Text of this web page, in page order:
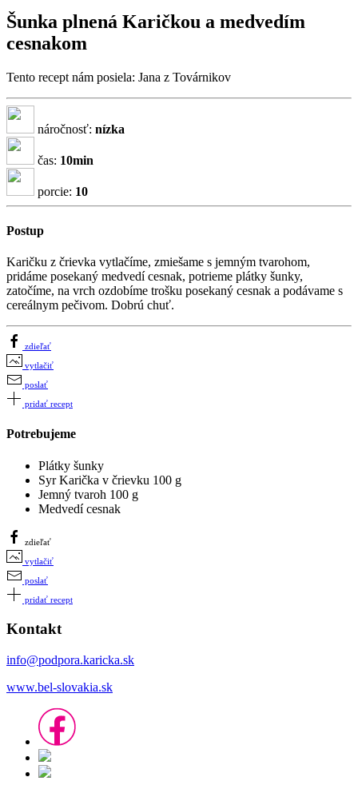
Šunka plnená Karičkou a medvedím
cesnakom
Tento recept nám posiela: Jana z Továrnikov
náročnosť: nízka
čas: 10min
porcie: 10
Postup
Karičku z črievka vytlačíme, zmiešame s jemným tvarohom,
pridáme posekaný medvedí cesnak, potrieme plátky šunky,
zatočíme, na vrch ozdobíme trošku posekaný cesnak a podávame s
cereálnym pečivom. Dobrú chuť.
zdieľať
vytlačiť
poslať
pridať recept
Potrebujeme
Plátky šunky
Syr Karička v črievku 100 g
Jemný tvaroh 100 g
Medvedí cesnak
zdieľať
vytlačiť
poslať
pridať recept
Kontakt
info@podpora.karicka.sk
www.bel-slovakia.sk